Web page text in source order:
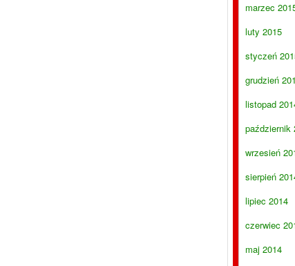
marzec
luty 2015
styczeń
grudzień
listopad
październik
wrzesień
sierpień
lipiec 2014
czerwiec
maj 2014